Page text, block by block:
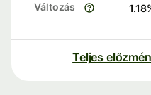
Változás 1.18
Teljes